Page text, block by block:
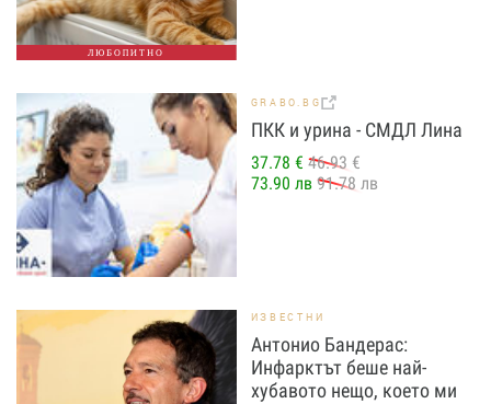
ЛЮБОПИТНО
GRABO.BG
ПКК и урина - СМДЛ Лина
37.78 € 46.93 €
73.90 лв 91.78 лв
ИЗВЕСТНИ
Антонио Бандерас:
Инфарктът беше най-
хубавото нещо, което ми